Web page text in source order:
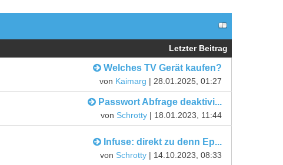
Letzter Beitrag
Welches TV Gerät kaufen?
von Kaimarg | 28.01.2025, 01:27
Passwort Abfrage deaktivi...
von Schrotty | 18.01.2023, 11:44
Infuse: direkt zu denn Ep...
von Schrotty | 14.10.2023, 08:33